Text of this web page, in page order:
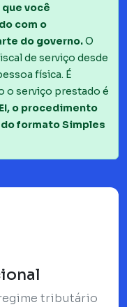
você
com o
do governo.O
de serviço desde
física. É
o serviço prestado é
o procedimento
formato Simples
tributário